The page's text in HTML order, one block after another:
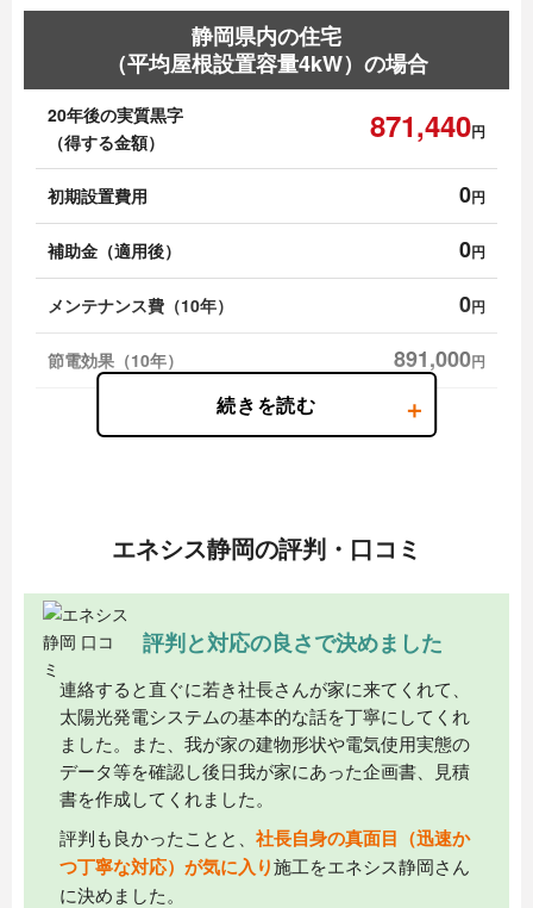
静岡県内の住宅
（平均屋根設置容量4kW）の場合
20年後の実質黒字
（得する金額）
871,440円
初期設置費用 0円
補助金（適用後） 0円
メンテナンス費（10年） 0円
節電効果（10年） 891,000円
節電効果（11〜20年） 891,000
※月額料金はソーラープラン（10年リース）11,638円(税込)/5.16k〜を参考にしていま
※上記は全て目安の金額であり、税不明です。
エネシス静岡の評判・口コミ
評判と対応の良さで決めました
連絡すると直ぐに若き社長さんが家に来てくれて、
太陽光発電システムの基本的な話を丁寧にしてくれ
ました。また、我が家の建物形状や電気使用実態の
データ等を確認し後日我が家にあった企画書、見積
書を作成してくれました。
評判も良かったことと、 社長自身の真面目（迅速か
つ丁寧な対応）が気に入り施工をエネシス静岡さん
に決めました。